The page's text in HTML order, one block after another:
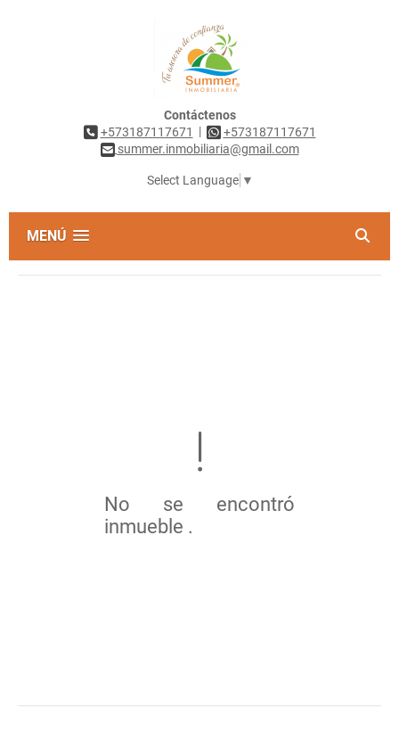
Contáctenos
+573187117671
|
+573187117671
summer.inmobiliaria@gmail.com
Select Language ▼
MENÚ
No se encontró
inmueble .